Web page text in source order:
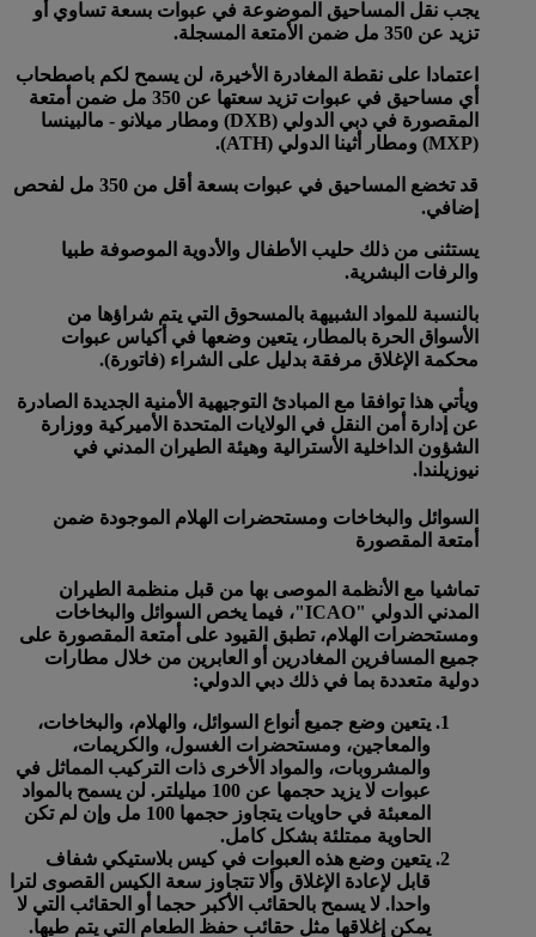
يجب نقل المساحيق الموضوعة في عبوات بسعة تساوي أو
تزيد عن 350 مل ضمن الأمتعة المسجلة.
اعتمادا على نقطة المغادرة الأخيرة، لن يسمح لكم باصطحاب
أي مساحيق في عبوات تزيد سعتها عن 350 مل ضمن أمتعة
المقصورة في دبي الدولي (DXB) ومطار ميلانو - مالبينسا
(MXP) ومطار أثينا الدولي (ATH).
قد تخضع المساحيق في عبوات بسعة أقل من 350 مل لفحص
إضافي.
يستثنى من ذلك حليب الأطفال والأدوية الموصوفة طبيا
والرفات البشرية.
بالنسبة للمواد الشبيهة بالمسحوق التي يتم شراؤها من
الأسواق الحرة بالمطار، يتعين وضعها في أكياس عبوات
محكمة الإغلاق مرفقة بدليل على الشراء (فاتورة).
ويأتي هذا توافقا مع المبادئ التوجيهية الأمنية الجديدة الصادرة
عن إدارة أمن النقل في الولايات المتحدة الأميركية ووزارة
الشؤون الداخلية الأسترالية وهيئة الطيران المدني في
نيوزيلندا.
السوائل والبخاخات ومستحضرات الهلام الموجودة ضمن
أمتعة المقصورة
تماشيا مع الأنظمة الموصى بها من قبل منظمة الطيران
المدني الدولي "ICAO"، فيما يخص السوائل والبخاخات
ومستحضرات الهلام، تطبق القيود على أمتعة المقصورة على
جميع المسافرين المغادرين أو العابرين من خلال مطارات
دولية متعددة بما في ذلك دبي الدولي:
يتعين وضع جميع أنواع السوائل، والهلام، والبخاخات،
والمعاجين، ومستحضرات الغسول، والكريمات،
والمشروبات، والمواد الأخرى ذات التركيب المماثل في
عبوات لا يزيد حجمها عن 100 ميليلتر
. لن يسمح بالمواد
المعبئة في حاويات يتجاوز حجمها 100 مل وإن لم تكن
الحاوية ممتلئة بشكل كامل.
يتعين وضع هذه العبوات في كيس بلاستيكي شفاف
قابل لإعادة الإغلاق وألا تتجاوز سعة الكيس القصوى لترا
واحدا . لا يسمح بالحقائب الأكبر حجما أو الحقائب التي لا
يمكن إغلاقها مثل حقائب حفظ الطعام التي يتم طيها.